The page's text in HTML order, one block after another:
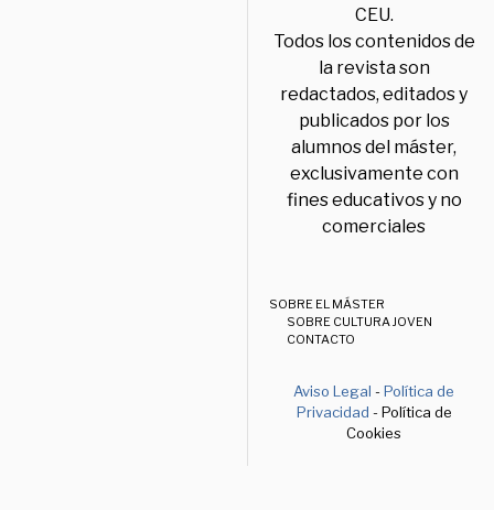
CEU.
Todos los contenidos de
la revista son
redactados, editados y
publicados por los
alumnos del máster,
exclusivamente con
fines educativos y no
comerciales
SOBRE EL MÁSTER
SOBRE CULTURA JOVEN
CONTACTO
Aviso Legal -Política de
Privacidad - Política de
Cookies